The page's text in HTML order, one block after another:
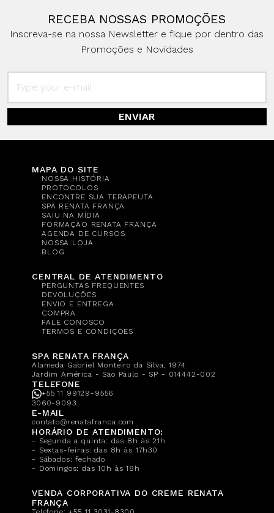
RECEBA NOSSAS PROMOÇÕES
Inscreva-se na nossa Newsletter e fique por dentro das
Promoções e Novidades
ENVIAR
MAPA DO SITE
NOSSA HISTÓRIA
PROTOCOLOS
ENCONTRE SUA TERAPEUTA
SPA RENATA FRANÇA
SAIU NA MÍDIA
FORMAÇÃO RENATA FRANÇA
AGENDA DE CURSOS
NOSSA LOJA
BLOG
CENTRAL DE ATENDIMENTO
PERGUNTAS FREQUENTES
DEVOLUÇÕES
ENVIO E ENTREGA
COMPRA
FALE CONOSCO
TERMOS E CONDIÇÕES
SPA RENATA FRANÇA
Alameda Gabriel Monteiro da Silva, 1974
Jardim América - São Paulo - SP - 014442-002
TELEFONE
+55 11 99129-9556
3060-9093
E-MAIL
contato@renatafranca.com
HORÁRIO DE ATENDIMENTO:
- Segunda a quinta: das 8h às 21h
- Sextas-feiras: das 8h às 17h30
- Sábados: fechado
- Domingos: das 10h às 18h
VENDA CORPORATIVA DO CREME RENATA
FRANÇA